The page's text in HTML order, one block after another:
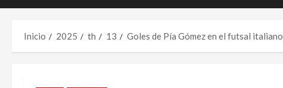
Inicio 2025 th 13 Goles de Pía Gómez en el futsal italiano